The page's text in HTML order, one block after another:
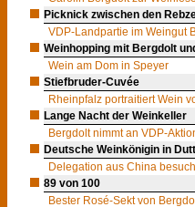
Picknick zwischen den
VDP-Landpartie im Weingut
Weinhopping mit Bergdolt
Wein am Dom in Speyer
Stiefbruder-Cuvée
Rheinpfalz portraitiert Wein
Lange Nacht der Weinkeller
Bergdolt nimmt an VDP-
Deutsche Weinkönigin in
Delegation aus China
89 von 100
Bester Rosé-Sekt von